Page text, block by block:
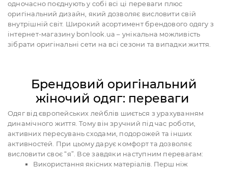
одночасно поєднують у собі всі ці переваги плюс
оригінальний дизайн, який дозволяє висловити свій
внутрішній світ. Широкий асортимент брендового одягу з
інтернет-магазину bonlook.ua – унікальна можливість
зібрати оригінальні сети на всі сезони та випадки життя.
Брендовий оригінальний
жіночий одяг: переваги
Одяг від європейських лейблів шиється з урахуванням
динамічного життя. Тому він зручний під час роботи,
активних пересувань сходами, подорожей та інших
активностей. При цьому дарує комфорт та дозволяє
висловити своє “я”. Все завдяки наступним перевагам:
Використання якісних матеріалів. Перш ніж